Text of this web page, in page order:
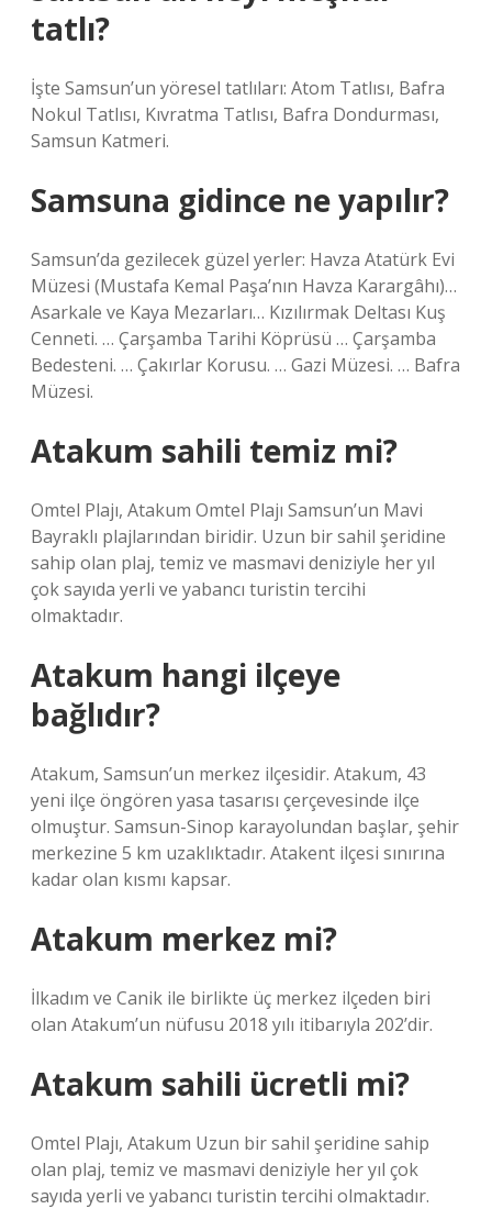
tatlı?
İşte Samsun’un yöresel tatlıları: Atom Tatlısı, Bafra
Nokul Tatlısı, Kıvratma Tatlısı, Bafra Dondurması,
Samsun Katmeri.
Samsuna gidince ne yapılır?
Samsun’da gezilecek güzel yerler: Havza Atatürk Evi
Müzesi (Mustafa Kemal Paşa’nın Havza Karargâhı)…
Asarkale ve Kaya Mezarları… Kızılırmak Deltası Kuş
Cenneti. … Çarşamba Tarihi Köprüsü … Çarşamba
Bedesteni. … Çakırlar Korusu. … Gazi Müzesi. … Bafra
Müzesi.
Atakum sahili temiz mi?
Omtel Plajı, Atakum Omtel Plajı Samsun’un Mavi
Bayraklı plajlarından biridir. Uzun bir sahil şeridine
sahip olan plaj, temiz ve masmavi deniziyle her yıl
çok sayıda yerli ve yabancı turistin tercihi
olmaktadır.
Atakum hangi ilçeye
bağlıdır?
Atakum, Samsun’un merkez ilçesidir. Atakum, 43
yeni ilçe öngören yasa tasarısı çerçevesinde ilçe
olmuştur. Samsun-Sinop karayolundan başlar, şehir
merkezine 5 km uzaklıktadır. Atakent ilçesi sınırına
kadar olan kısmı kapsar.
Atakum merkez mi?
İlkadım ve Canik ile birlikte üç merkez ilçeden biri
olan Atakum’un nüfusu 2018 yılı itibarıyla 202’dir.
Atakum sahili ücretli mi?
Omtel Plajı, Atakum Uzun bir sahil şeridine sahip
olan plaj, temiz ve masmavi deniziyle her yıl çok
sayıda yerli ve yabancı turistin tercihi olmaktadır.